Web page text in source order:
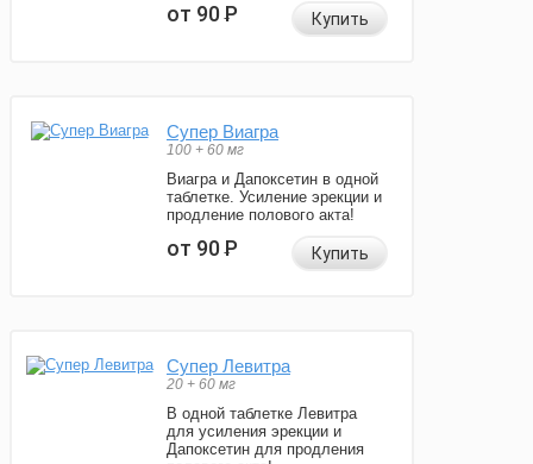
от 90Р Купить
Супер Виагра
100 + 60 мг
Виагра и Дапоксетин в одной
таблетке. Усиление эрекции и
продление полового акта!
от 90Р Купить
Супер Левитра
20 + 60 мг
В одной таблетке Левитра
для усиления эрекции и
Дапоксетин для продления